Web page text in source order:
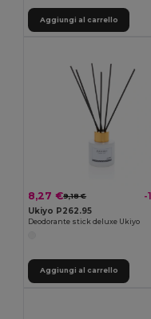
Aggiungi al carrello
8,27 €9,18 € -
Ukiyo P262.95
Deodorante stick deluxe Ukiyo
Aggiungi al carrello